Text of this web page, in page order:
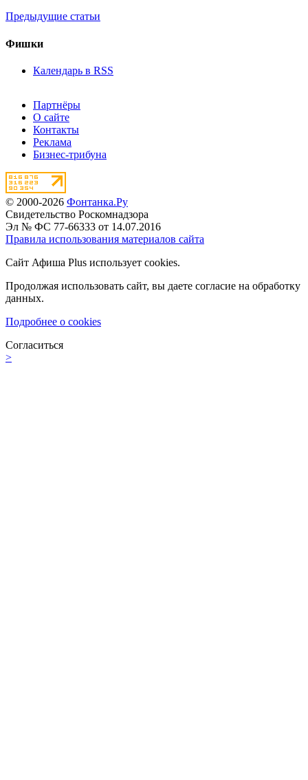
Предыдущие статьи
Фишки
Календарь в RSS
Партнёры
О сайте
Контакты
Реклама
Бизнес-трибуна
© 2000-2026 Фонтанка.Ру
Свидетельство Роскомнадзора
Эл № ФС 77-66333 от 14.07.2016
Правила использования материалов сайта
Сайт Афиша Plus использует cookies.
Продолжая использовать сайт, вы даете согласие на обработку
данных.
Подробнее о cookies
Согласиться
>